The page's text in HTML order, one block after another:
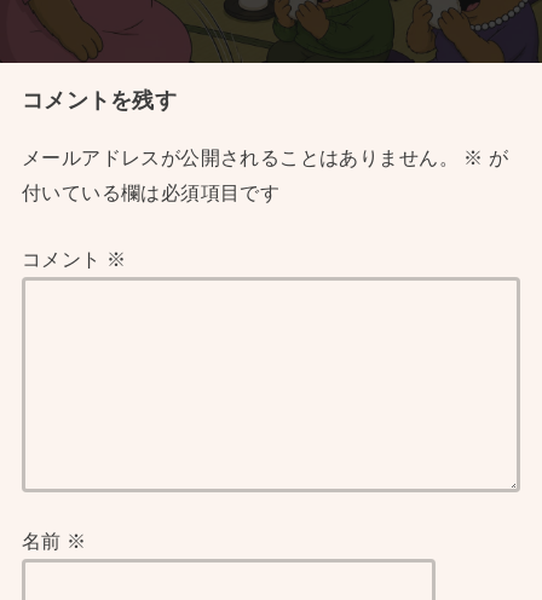
コメントを残す
メールアドレスが公開されることはありません。 ※ が
付いている欄は必須項目です
コメント ※
名前 ※